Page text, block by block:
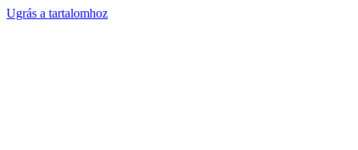
Ugrás a tartalomhoz